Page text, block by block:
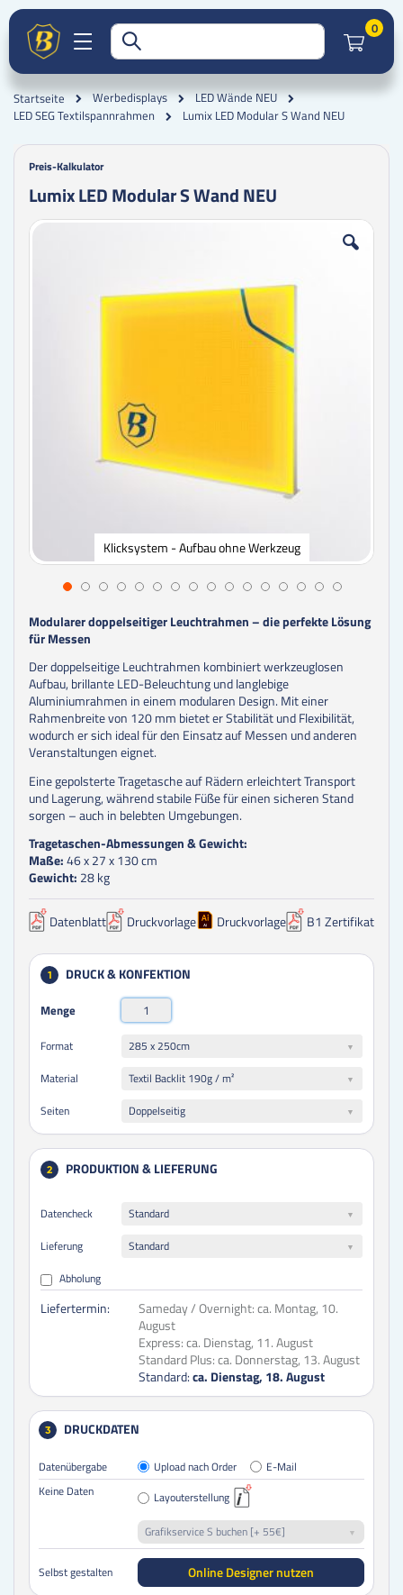
0
Startseite Werbedisplays
LED Wände NEU
LED SEG Textilspannrahmen
Lumix LED Modular S Wand NEU
Preis-Kalkulator
Lumix LED Modular S Wand NEU
Zum
Klicksystem - Aufbau ohne Werkzeug
Zum
Modularer doppelseitiger Leuchtrahmen – die perfekte Lösung
für Messen
Der doppelseitige Leuchtrahmen kombiniert werkzeuglosen
Aufbau, brillante LED-Beleuchtung und langlebige
Aluminiumrahmen in einem modularen Design. Mit einer
Rahmenbreite von 120 mm bietet er Stabilität und Flexibilität,
wodurch er sich ideal für den Einsatz auf Messen und anderen
Veranstaltungen eignet.
Eine gepolsterte Tragetasche auf Rädern erleichtert Transport
und Lagerung, während stabile Füße für einen sicheren Stand
sorgen – auch in belebten Umgebungen.
Tragetaschen-Abmessungen & Gewicht:
Maße:46 x 27 x 130 cm
Gewicht: 28 kg
Datenblatt Druckvorlage Druckvorlage B1 Zertifikat
1 DRUCK & KONFEKTION
Menge
Format
285 x 250cm
Material
Textil Backlit 190g / m²
Seiten
Doppelseitig
2 PRODUKTION & LIEFERUNG
Datencheck
Standard
Lieferung
Standard
Abholung
Liefertermin: Sameday / Overnight:ca. Montag, 10.
August
Express:ca. Dienstag, 11. August
Standard Plus:ca. Donnerstag, 13. August
Standard:ca. Dienstag, 18. August
3 DRUCKDATEN
Datenübergabe Upload nach Order
E-Mail
Keine Daten
Layouterstellung
Grafikservice S buchen [+ 55€]
Selbst gestalten Online Designer nutzen